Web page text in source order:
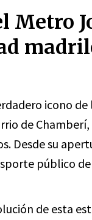
Metro
icono
de
Desde su
público
de esta